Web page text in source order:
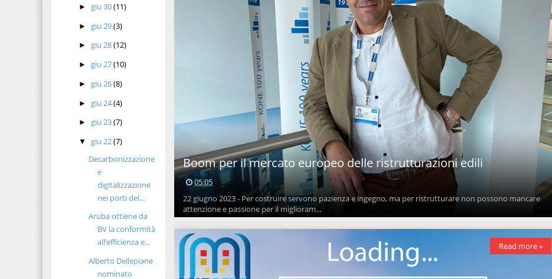
► giu 30(11)
► giu 29(3)
► giu 28(12)
► giu 27(10)
► giu 26(8)
► giu 24(4)
► giu 23(7)
▼ giu 22(7)
Decarbonizzazione
e
digitalizzazione
nei porti del...
Aruba ottiene da
BV la conformità
all’efficienza e...
Alberto Dellepiane
nominato
Boom per il mercato europeo delle ristrutturazioni edili
05:05
22 giugno 2023 - Per costruire servono pazienza e ingegno, ma per ristrutturare non possono mancare
attenzione e passione per il miglioram...
Read more »